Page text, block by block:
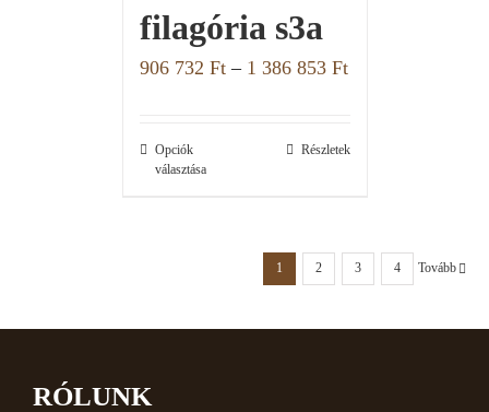
filagória s3a
906 732 Ft– 1 386 853 Ft
Opciók
választása
Részletek
1 2 3 4 Tovább
RÓLUNK